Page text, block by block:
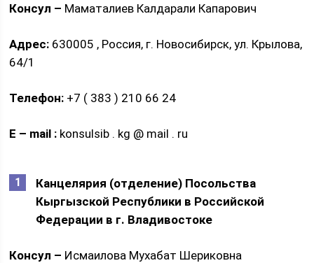
Консул – Маматалиев Калдарали Капарович
Адрес: 630005 , Россия, г. Новосибирск, ул. Крылова,
64/1
Телефон: +7 ( 383 ) 210 66 24
E – mail : konsulsib . kg @ mail . ru
Канцелярия (отделение) Посольства
Кыргызской Республики в Российской
Федерации в г. Владивостоке
Консул – Исмаилова Мухабат Шериковна